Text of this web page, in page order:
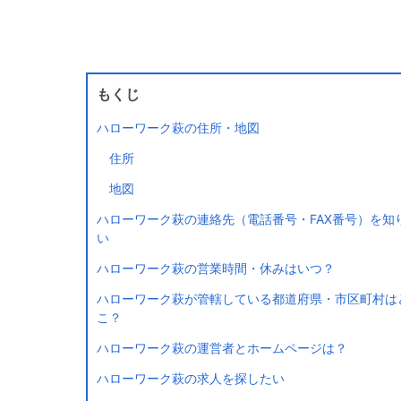
もくじ
ハローワーク萩の住所・地図
住所
地図
ハローワーク萩の連絡先（電話番号・FAX番号）を知
い
ハローワーク萩の営業時間・休みはいつ？
ハローワーク萩が管轄している都道府県・市区町村は
こ？
ハローワーク萩の運営者とホームページは？
ハローワーク萩の求人を探したい